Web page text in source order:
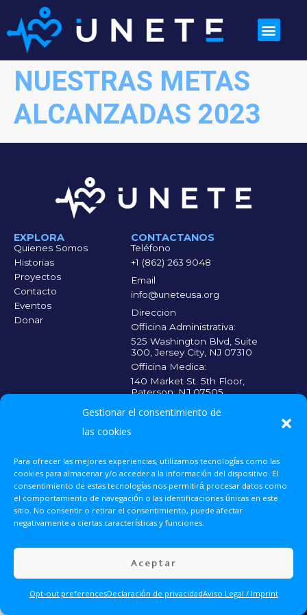
Gestionar el consentimiento de
las cookies
Para ofrecer las mejores experiencias, utilizamos tecnologías como las
cookies para almacenar y/o acceder a la información del dispositivo. El
consentimiento de estas tecnologías nos permitirá procesar datos como
el comportamiento de navegación o las identificaciones únicas en este
sitio. No consentir o retirar el consentimiento, puede afectar
negativamente a ciertas características y funciones.
Aceptar
Opt-out preferencesDeclaración de privacidadAviso Legal / Imprint
NUESTRAS METAS
ALCANZADAS 2023
EXPLORA
Quienes Somos
Historias
Proyectos
Contacto
Eventos
Donar
CONTACTANOS
Teléfono
+1 (862) 263 9048
Email
info@uneteusa.org
Direccion
Officina Administrativa:
525 Washington Blvd, Suite
300, Jersey City, NJ 07310
Officina Medica:
140 Market St. 5th Floor,
Paterson, NJ 07505
CADA CONTRIBUICIÓN CUENTA
más personas
reciban la atención
médica que
necesitan.